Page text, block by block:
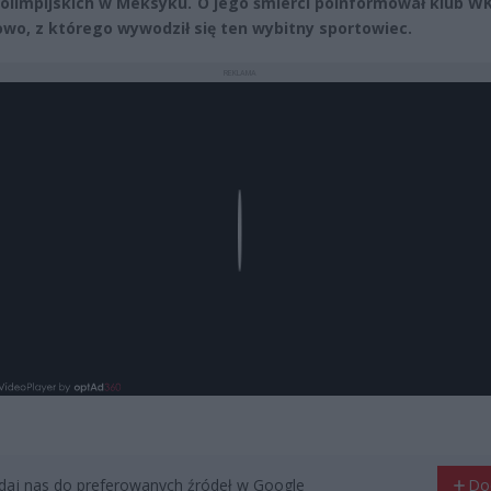
z którego wywodził się ten wybitny sportowiec.
nas do preferowanych źródeł w Google